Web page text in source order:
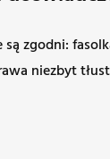
zgodni:
niezbyt